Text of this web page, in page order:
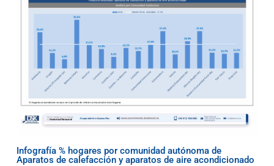
Infografía % hogares por comunidad autónoma de
Aparatos de calefacción y aparatos de aire acondicionado